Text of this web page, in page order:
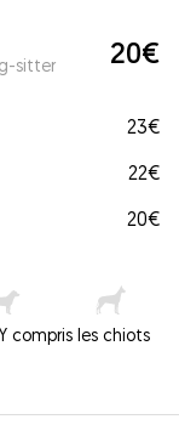
sitter 20€
23€
22€
20€
Y compris les chiots